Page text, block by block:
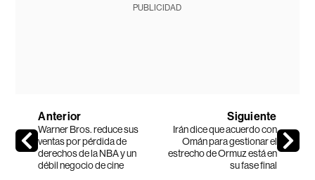
PUBLICIDAD
Anterior
Warner Bros. reduce sus
ventas por pérdida de
derechos de la NBA y un
débil negocio de cine
Siguiente
Irán dice que acuerdo con
Omán para gestionar el
estrecho de Ormuz está en
su fase final